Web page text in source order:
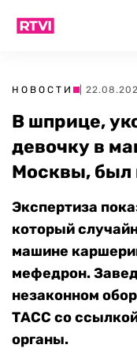
НОВОСТИ |
В шприце,
девочку в
Москвы,
Экспертиза
который
машине
мефедрон.
незаконном
ТАСС со
органы.